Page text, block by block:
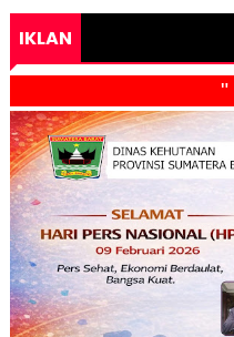
IKLAN